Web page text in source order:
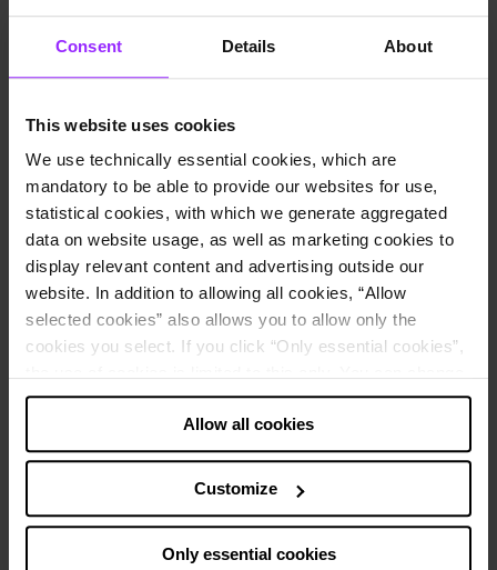
Consent Details About
This website uses cookies
We use technically essential cookies, which are
mandatory to be able to provide our websites for use,
statistical cookies, with which we generate aggregated
data on website usage, as well as marketing cookies to
display relevant content and advertising outside our
website. In addition to allowing all cookies, “Allow
selected cookies” also allows you to allow only the
cookies you select. If you click “Only essential cookies”,
your decision at any time via “Cookie settings” in the
Note about the processing of your data collected on
By clicking “Allow all cookies” you also agree that your
data will be processed in the USA. The European Court
Allow all cookies
Customize
Only essential cookies
Témoignages clients
Témoignage client
Internaliser la création des rapports annuels
Étude de cas Groupe Hagedorn
Le groupe Hagedorn ne souhaitait plus externaliser la préparation de
ses rapports annuels, mais les créer en interne de manière efficace et
transparente. Un défi réussi pour le groupe, qui a misé sur le logiciel
de Disclosure management de Lucanet !
Activités principalesDémolition
SiègeGütersloh, Germany
Site de Groupe Hagedorn